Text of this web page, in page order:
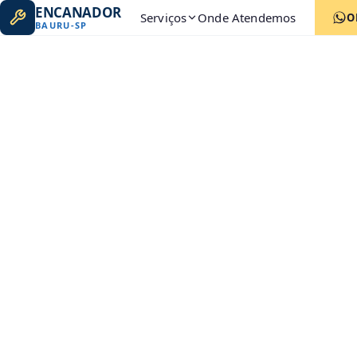
ENCANADOR
BAURU-SP Serviços Onde Atendemos